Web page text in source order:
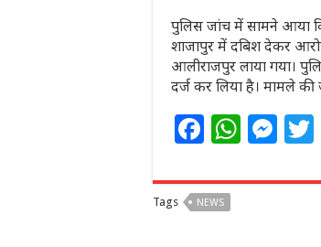
पुलिस जांच में सामने आया
शाजापुर में दबिश देकर
आलीराजपुर लाया गया।
दर्ज कर लिया है। मामले
F
a
c
e
W
h
at
M
e
ss
Tags NEWS